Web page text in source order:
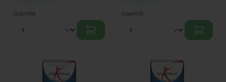
Quantité Quantité
Ajouté
Lucovitaal
Vitamine B12 et
Ajouté
Lucovitaal
Vitamine B12